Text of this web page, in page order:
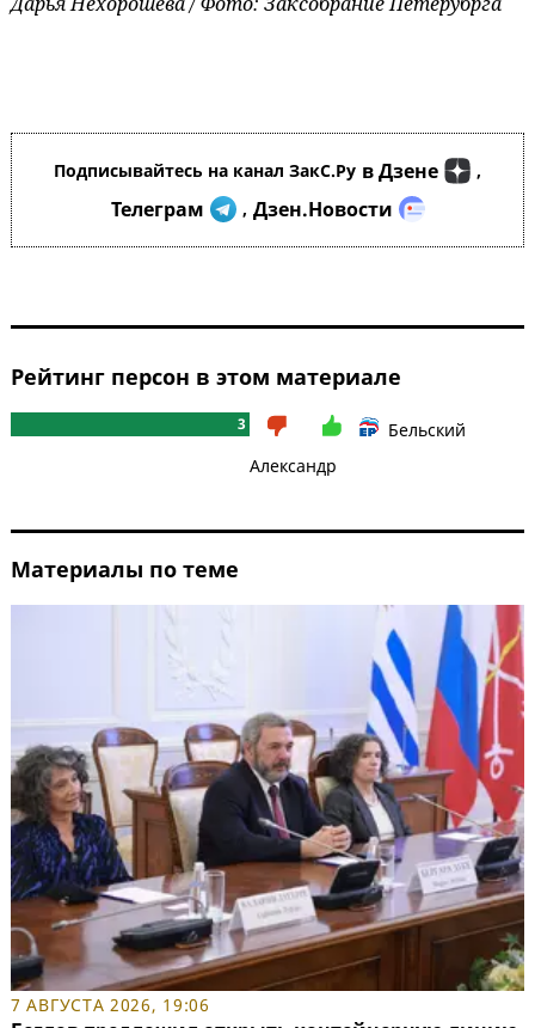
Подписывайтесь на канал ЗакС.Ру в Дзене ,
Телеграм , Дзен.Новости
Рейтинг персон в этом материале
3
Бельский
Александр
Материалы по теме
7 АВГУСТА 2026, 19:06